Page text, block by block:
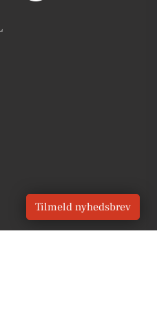
Tilmeld nyhedsbrev